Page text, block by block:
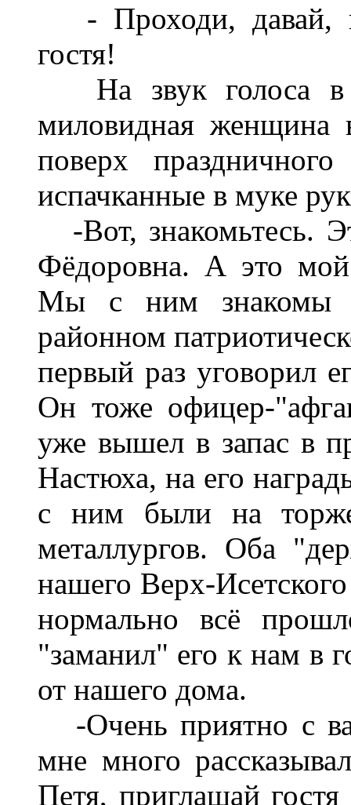
- Проходи, давай,
гостя!
На звук голоса в
миловидная женщина
поверх
испачканные в муке
-Вот, знакомьтесь.
Фёдоровна. А это
Мы с ним знакомы
районном
первый раз уговорил
Он тоже офицер-
уже вышел в запас в
Настюха, на его
с ним были на
металлургов. Оба
нашего Верх-
нормально всё
"заманил" его к нам в
от нашего дома.
-Очень приятно с
мне много
Петя, приглашай